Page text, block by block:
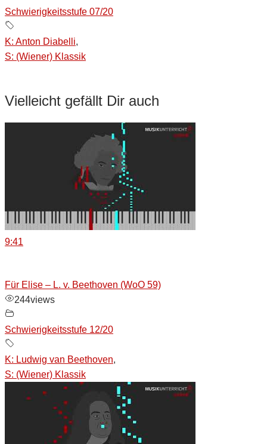
Schwierigkeitsstufe 07/20
K: Anton Diabelli,
S: (Wiener) Klassik
Vielleicht gefällt Dir auch
9:41
Für Elise – L. v. Beethoven (WoO 59)
244views
Schwierigkeitsstufe 12/20
K: Ludwig van Beethoven,
S: (Wiener) Klassik